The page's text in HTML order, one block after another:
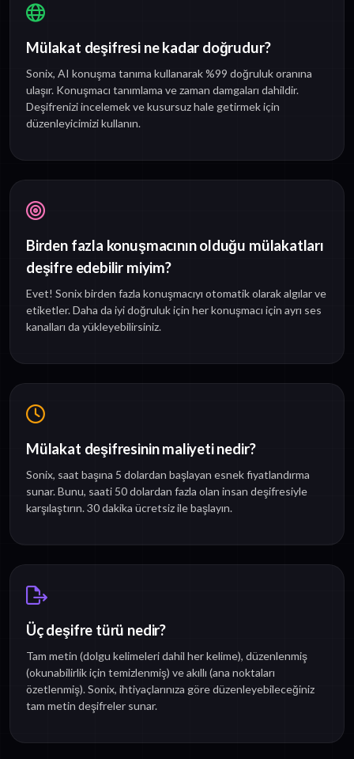
Mülakat deşifresi ne kadar doğrudur?
Sonix, AI konuşma tanıma kullanarak %99 doğruluk oranına
ulaşır. Konuşmacı tanımlama ve zaman damgaları dahildir.
Deşifrenizi incelemek ve kusursuz hale getirmek için
düzenleyicimizi kullanın.
Birden fazla konuşmacının olduğu mülakatları
deşifre edebilir miyim?
Evet! Sonix birden fazla konuşmacıyı otomatik olarak algılar ve
etiketler. Daha da iyi doğruluk için her konuşmacı için ayrı ses
kanalları da yükleyebilirsiniz.
Mülakat deşifresinin maliyeti nedir?
Sonix, saat başına 5 dolardan başlayan esnek fiyatlandırma
sunar. Bunu, saati 50 dolardan fazla olan insan deşifresiyle
karşılaştırın. 30 dakika ücretsiz ile başlayın.
Üç deşifre türü nedir?
Tam metin (dolgu kelimeleri dahil her kelime), düzenlenmiş
(okunabilirlik için temizlenmiş) ve akıllı (ana noktaları
özetlenmiş). Sonix, ihtiyaçlarınıza göre düzenleyebileceğiniz
tam metin deşifreler sunar.